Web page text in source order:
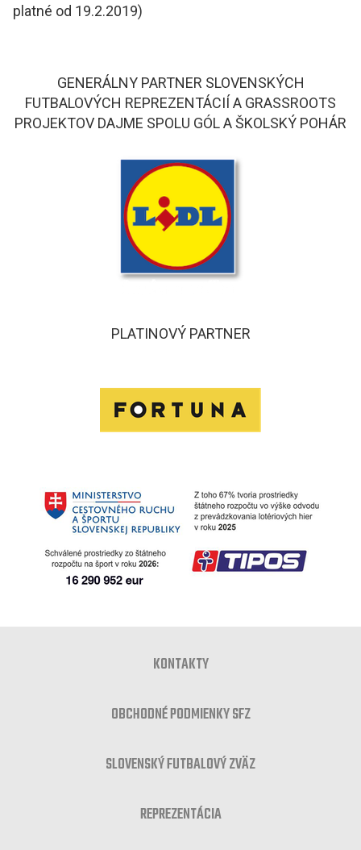
platné od 19.2.2019)
GENERÁLNY PARTNER SLOVENSKÝCH
FUTBALOVÝCH REPREZENTÁCIÍ A GRASSROOTS
PROJEKTOV DAJME SPOLU GÓL A ŠKOLSKÝ POHÁR
PLATINOVÝ PARTNER
KONTAKTY
OBCHODNÉ PODMIENKY SFZ
SLOVENSKÝ FUTBALOVÝ ZVÄZ
REPREZENTÁCIA